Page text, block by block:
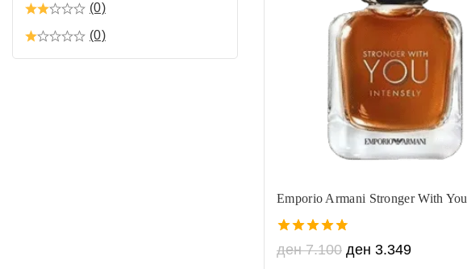
Emporio Armani Stronger With You
4.75
out of 5
ден7.100 ден 3.349
(0)
(0)